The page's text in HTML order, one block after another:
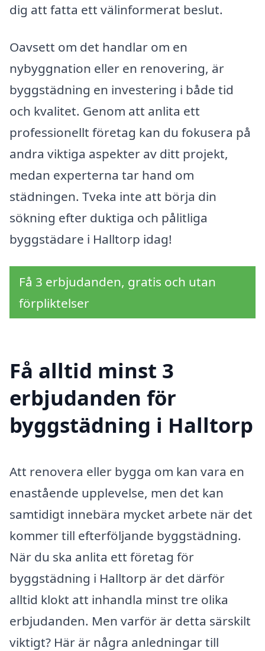
dig att fatta ett välinformerat beslut.
Oavsett om det handlar om en
nybyggnation eller en renovering, är
byggstädning en investering i både tid
och kvalitet. Genom att anlita ett
professionellt företag kan du fokusera på
andra viktiga aspekter av ditt projekt,
medan experterna tar hand om
städningen. Tveka inte att börja din
sökning efter duktiga och pålitliga
byggstädare i Halltorp idag!
Få 3 erbjudanden, gratis och utan
förpliktelser
Få alltid minst 3
erbjudanden för
byggstädning i Halltorp
Att renovera eller bygga om kan vara en
enastående upplevelse, men det kan
samtidigt innebära mycket arbete när det
kommer till efterföljande byggstädning.
När du ska anlita ett företag för
byggstädning i Halltorp är det därför
alltid klokt att inhandla minst tre olika
erbjudanden. Men varför är detta särskilt
viktigt? Här är några anledningar till